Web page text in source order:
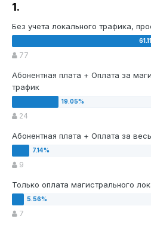
1.
Без учета локального трафика,
77
Абонентная плата + Оплата за
трафик
24
Абонентная плата + Оплата за
9
Только оплата магистрального
7